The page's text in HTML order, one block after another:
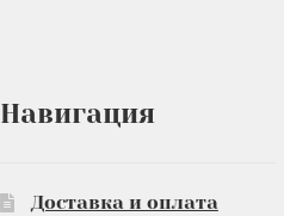
Навигация
Доставка и оплата